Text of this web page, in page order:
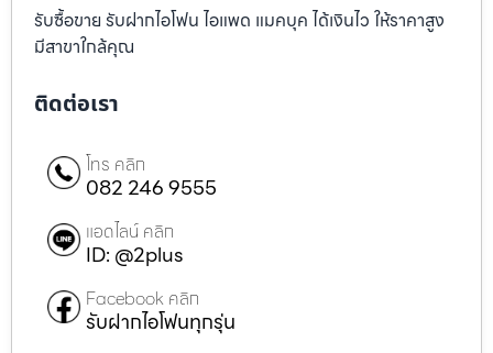
รับซื้อขาย รับฝากไอโฟน ไอแพด แมคบุค ได้เงินไว ให้ราคาสูง
มีสาขาใกล้คุณ
ติดต่อเรา
โทร คลิก
082 246 9555
แอดไลน์ คลิก
ID: @2plus
Facebook คลิก
รับฝากไอโฟนทุกรุ่น